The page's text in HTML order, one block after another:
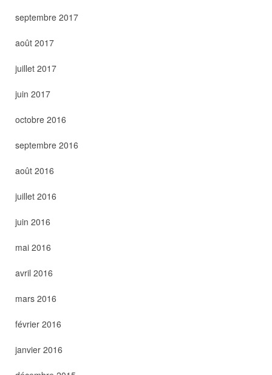
septembre 2017
août 2017
juillet 2017
juin 2017
octobre 2016
septembre 2016
août 2016
juillet 2016
juin 2016
mai 2016
avril 2016
mars 2016
février 2016
janvier 2016